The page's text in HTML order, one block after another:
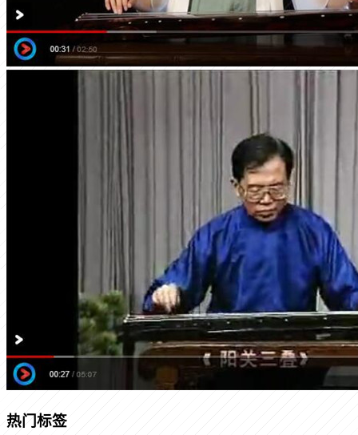
热门标签